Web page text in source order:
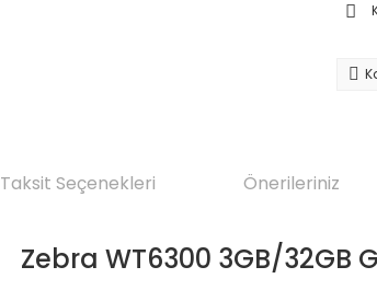
Taksit Seçenekleri Önerileriniz
Zebra WT6300 3GB/32GB